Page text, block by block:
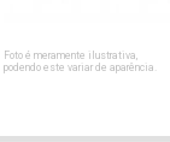
Foto é meramente ilustrativa,
podendo este variar de aparência.